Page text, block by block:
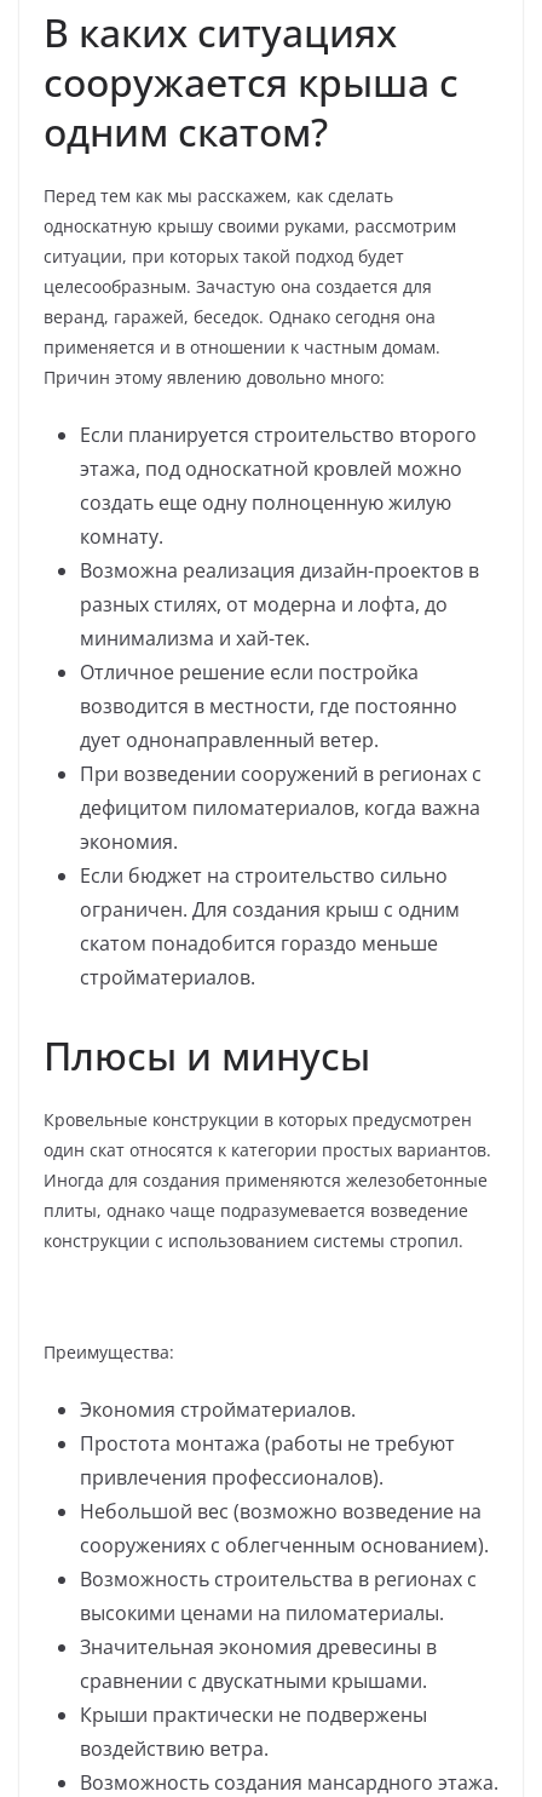
В каких ситуациях
сооружается крыша с
одним скатом?
Перед тем как мы расскажем, как сделать
односкатную крышу своими руками, рассмотрим
ситуации, при которых такой подход будет
целесообразным. Зачастую она создается для
веранд, гаражей, беседок. Однако сегодня она
применяется и в отношении к частным домам.
Причин этому явлению довольно много:
Если планируется строительство второго
этажа, под односкатной кровлей можно
создать еще одну полноценную жилую
комнату.
Возможна реализация дизайн-проектов в
разных стилях, от модерна и лофта, до
минимализма и хай-тек.
Отличное решение если постройка
возводится в местности, где постоянно
дует однонаправленный ветер.
При возведении сооружений в регионах с
дефицитом пиломатериалов, когда важна
экономия.
Если бюджет на строительство сильно
ограничен. Для создания крыш с одним
скатом понадобится гораздо меньше
стройматериалов.
Плюсы и минусы
Кровельные конструкции в которых предусмотрен
один скат относятся к категории простых вариантов.
Иногда для создания применяются железобетонные
плиты, однако чаще подразумевается возведение
конструкции с использованием системы стропил.
Преимущества:
Экономия стройматериалов.
Простота монтажа (работы не требуют
привлечения профессионалов).
Небольшой вес (возможно возведение на
сооружениях с облегченным основанием).
Возможность строительства в регионах с
высокими ценами на пиломатериалы.
Значительная экономия древесины в
сравнении с двускатными крышами.
Крыши практически не подвержены
воздействию ветра.
Возможность создания мансардного этажа.